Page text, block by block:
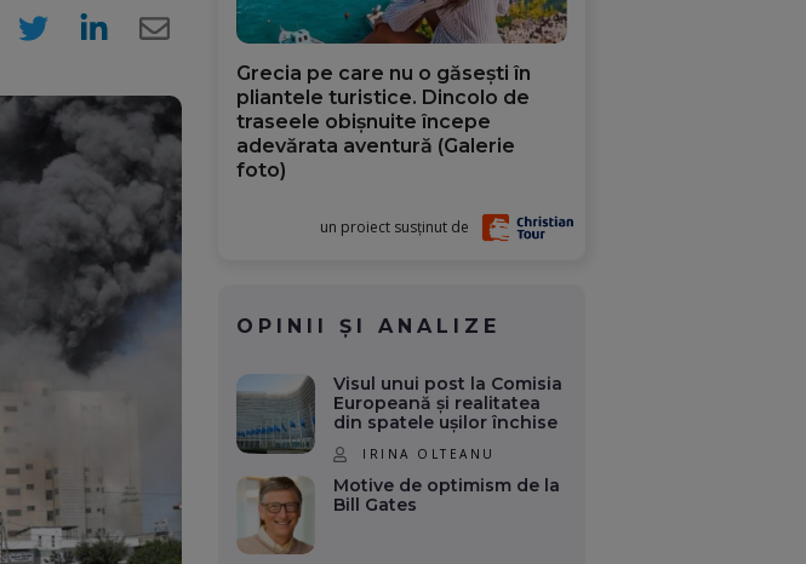
WhatsApp Twitter LinkedIn
Grecia pe care nu o găsești în
pliantele turistice. Dincolo de
traseele obișnuite începe
adevărata aventură (Galerie
foto)
un proiect susținut de
OPINII ȘI ANALIZE
Visul unui post la Comisia
Europeană și realitatea
din spatele ușilor închise
IRINA OLTEANU
Motive de optimism de la
Bill Gates